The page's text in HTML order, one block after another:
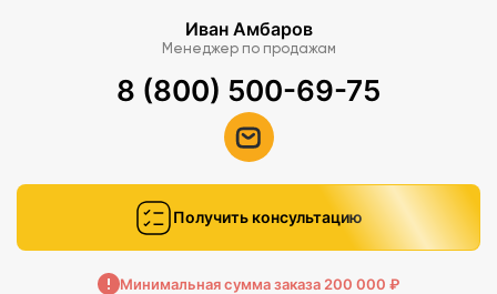
Иван Амбаров
Менеджер по продажам
8 (800) 500-69-75
Получить консультацию
Минимальная сумма заказа 200 000 ₽